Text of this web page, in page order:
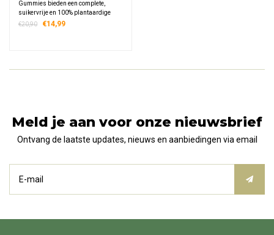
Gummies bieden een complete,
suikervrije en 100% plantaardige
aanvulling van maar liefst 10
€20,90 €14,99
Meld je aan voor onze nieuwsbrief
Ontvang de laatste updates, nieuws en aanbiedingen via email